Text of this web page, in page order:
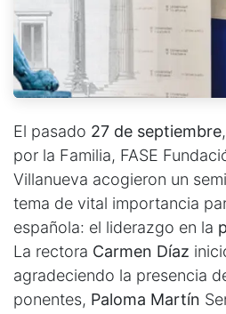
El pasado 27 de septiembre
por la Familia, FASE
Villanueva acogieron un
tema de vital importancia
española: el liderazgo en la
La rectora Carmen Díaz
agradeciendo la presencia
ponentes, Paloma Martín